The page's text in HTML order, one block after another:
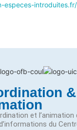
especes-
&
et l’animation
du